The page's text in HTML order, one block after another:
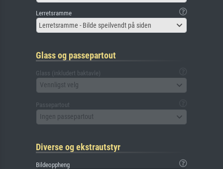
Lerretsramme
Lerretsramme - Bilde speilvendt på siden
Glass og passepartout
Glass (inkludert baktavle)
Vennligst velg
Passepartout
Ingen passepartout
Diverse og ekstrautstyr
Bildeoppheng